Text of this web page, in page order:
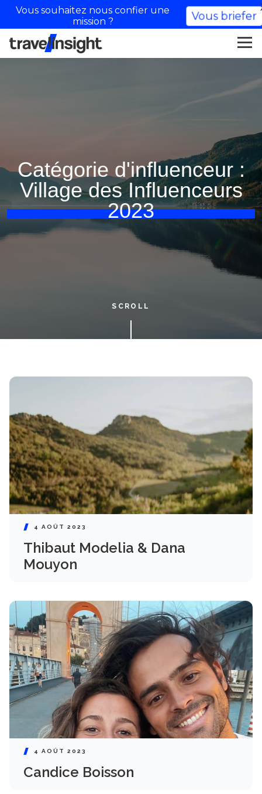
Catégorie d'influenceur :
Village des Influenceurs
2023
SCROLL
4 AOÛT 2023
Thibaut Modelia & Dana
Mouyon
4 AOÛT 2023
Candice Boisson
Vous souhaitez nous confier une
mission ?
Vous briefer